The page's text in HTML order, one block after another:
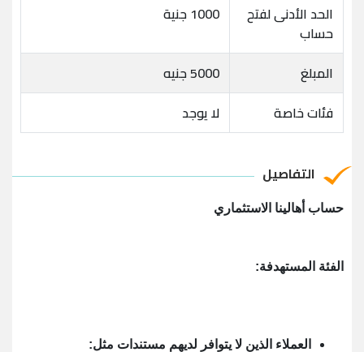
الحد الأدنى لفتح
حساب
1000 جنية
المبلغ
5000 جنيه
فئات خاصة
لا يوجد
التفاصيل
حساب أهالينا الاستثماري
الفئة المستهدفة:
العملاء الذين لا يتوافر لديهم مستندات مثل: